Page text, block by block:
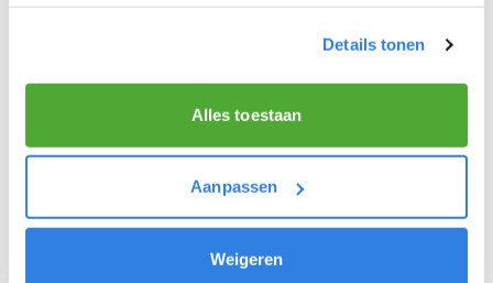
Details tonen
Alles toestaan
Aanpassen
Weigeren